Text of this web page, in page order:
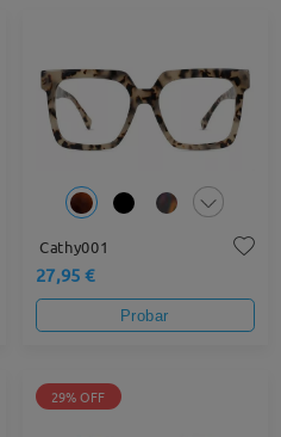
Cathy001
27,95 €
Probar
29% OFF